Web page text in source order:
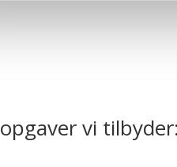
vi tilbyder: